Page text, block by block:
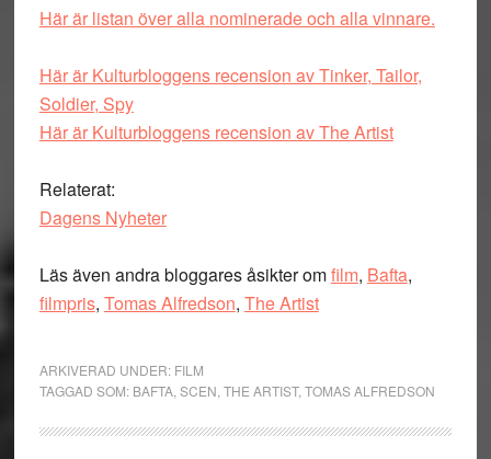
Här är listan över alla nominerade och alla vinnare.
Här är Kulturbloggens recension av Tinker, Tailor,
Soldier, Spy
Här är Kulturbloggens recension av The Artist
Relaterat:
Dagens Nyheter
Läs även andra bloggares åsikter omfilm, Bafta,
filmpris, Tomas Alfredson, The Artist
ARKIVERAD UNDER: FILM
TAGGAD SOM: BAFTA, SCEN THE ARTIST, TOMAS ALFREDSON